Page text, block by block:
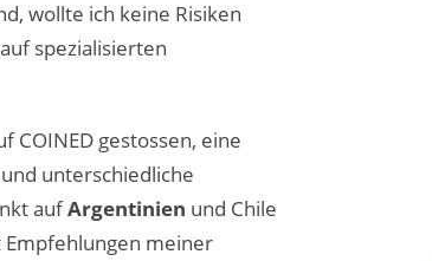
wollte ich keine Risiken
spezialisierten
COINED gestossen, eine
unterschiedliche
aufArgentinien und Chile
meiner